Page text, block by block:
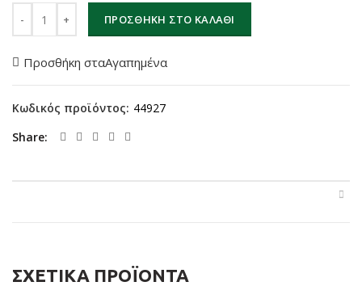
ΠΡΟΣΘΉΚΗ ΣΤΟ ΚΑΛΆΘΙ
Προσθήκη σταΑγαπημένα
Κωδικός προϊόντος: 44927
Share
ΣΧΕΤΙΚΆ ΠΡΟΪΌΝΤΑ